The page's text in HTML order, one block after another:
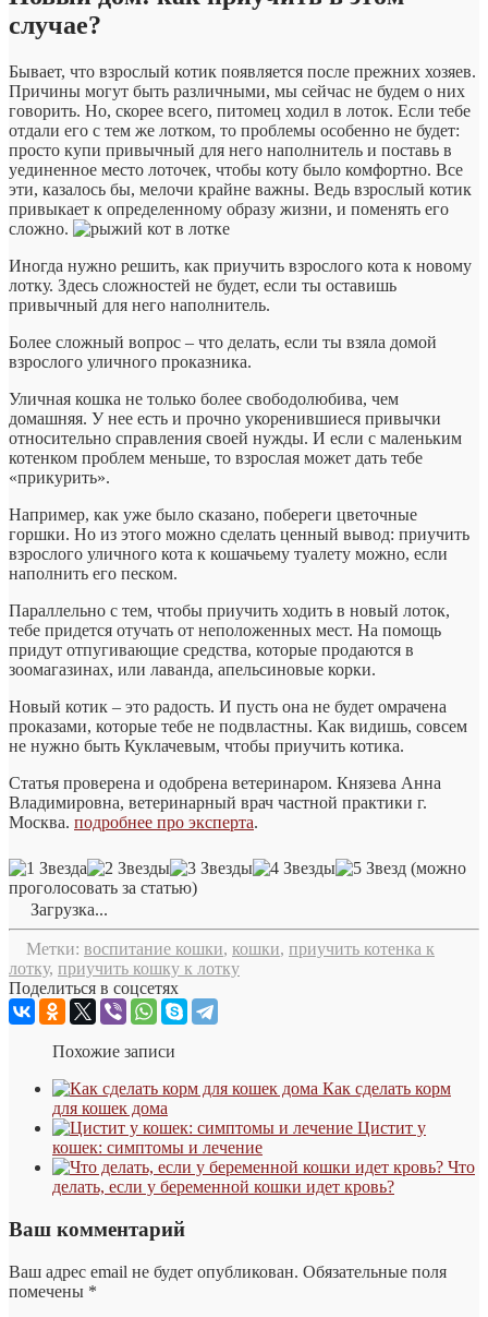
случае?
Бывает, что взрослый котик появляется после прежних хозяев.
Причины могут быть различными, мы сейчас не будем о них
говорить. Но, скорее всего, питомец ходил в лоток. Если тебе
отдали его с тем же лотком, то проблемы особенно не будет:
просто купи привычный для него наполнитель и поставь в
уединенное место лоточек, чтобы коту было комфортно. Все
эти, казалось бы, мелочи крайне важны. Ведь взрослый котик
привыкает к определенному образу жизни, и поменять его
сложно.
Иногда нужно решить, как приучить взрослого кота к новому
лотку. Здесь сложностей не будет, если ты оставишь
привычный для него наполнитель.
Более сложный вопрос – что делать, если ты взяла домой
взрослого уличного проказника.
Уличная кошка не только более свободолюбива, чем
домашняя. У нее есть и прочно укоренившиеся привычки
относительно справления своей нужды. И если с маленьким
котенком проблем меньше, то взрослая может дать тебе
«прикурить».
Например, как уже было сказано, побереги цветочные
горшки. Но из этого можно сделать ценный вывод: приучить
взрослого уличного кота к кошачьему туалету можно, если
наполнить его песком.
Параллельно с тем, чтобы приучить ходить в новый лоток,
тебе придется отучать от неположенных мест. На помощь
придут отпугивающие средства, которые продаются в
зоомагазинах, или лаванда, апельсиновые корки.
Новый котик – это радость. И пусть она не будет омрачена
проказами, которые тебе не подвластны. Как видишь, совсем
не нужно быть Куклачевым, чтобы приучить котика.
Статья проверена и одобрена ветеринаром. Князева Анна
Владимировна, ветеринарный врач частной практики г.
Москва. подробнее про эксперта.
(можно
проголосовать за статью)
Загрузка...
Метки: воспитание кошки, кошки, приучить котенка к
лотку, приучить кошку к лотку
Поделиться в соцсетях
Похожие записи
Как сделать корм
для кошек дома
Цистит у
кошек: симптомы и лечение
Что
делать, если у беременной кошки идет кровь?
Ваш комментарий
Ваш адрес email не будет опубликован. Обязательные поля
помечены *